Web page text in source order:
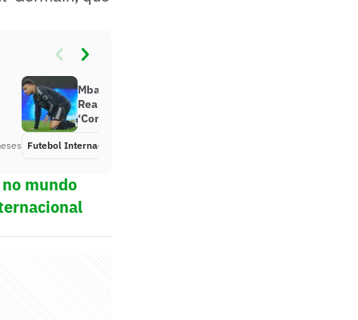
Mbappé desabafa após derrota do
Real Madrid com gol de goleiro:
‘Constrangedor’
Futebol Internacional
mundo